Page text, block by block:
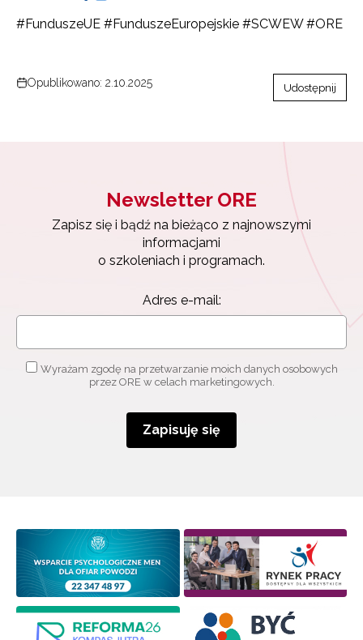
#FunduszeUE #FunduszeEuropejskie #SCWEW #ORE
Opublikowano: 2.10.2025 Udostępnij
Newsletter ORE
Zapisz się i bądź na bieżąco z najnowszymi
informacjami
o szkoleniach i programach.
Adres e-mail:
Wyrażam zgodę na przetwarzanie moich danych osobowych
przez ORE w celach marketingowych.
Zapisuję się
Newsletter ORE
Wyrażam zgodę na przetwarzanie moich danych
osobowych przez ORE w celach marketingowych.